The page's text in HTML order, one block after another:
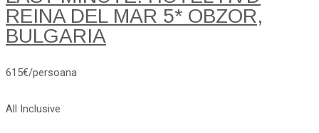
REINA DEL MAR 5* OBZOR,
BULGARIA
615€/persoana
All Inclusive